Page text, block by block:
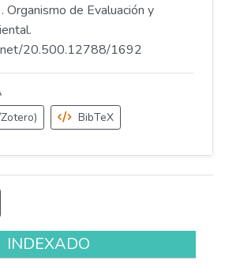
de Evaluación y
20.500.12788/1692
BibTeX
INDEXADO